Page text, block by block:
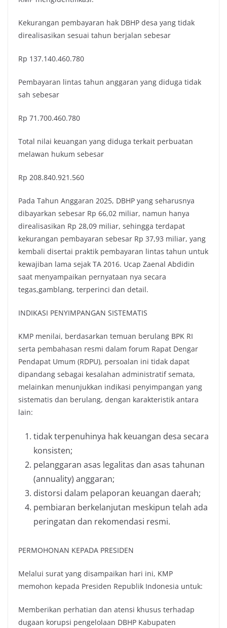
Kekurangan pembayaran hak DBHP desa yang tidak
direalisasikan sesuai tahun berjalan sebesar
Rp 137.140.460.780
Pembayaran lintas tahun anggaran yang diduga tidak
sah sebesar
Rp 71.700.460.780
Total nilai keuangan yang diduga terkait perbuatan
melawan hukum sebesar
Rp 208.840.921.560
Pada Tahun Anggaran 2025, DBHP yang seharusnya
dibayarkan sebesar Rp 66,02 miliar, namun hanya
direalisasikan Rp 28,09 miliar, sehingga terdapat
kekurangan pembayaran sebesar Rp 37,93 miliar, yang
kembali disertai praktik pembayaran lintas tahun untuk
kewajiban lama sejak TA 2016. Ucap Zaenal Abdidin
saat menyampaikan pernyataan nya secara
tegas,gamblang, terperinci dan detail.
INDIKASI PENYIMPANGAN SISTEMATIS
KMP menilai, berdasarkan temuan berulang BPK RI
serta pembahasan resmi dalam forum Rapat Dengar
Pendapat Umum (RDPU), persoalan ini tidak dapat
dipandang sebagai kesalahan administratif semata,
melainkan menunjukkan indikasi penyimpangan yang
sistematis dan berulang, dengan karakteristik antara
lain:
tidak terpenuhinya hak keuangan desa secara
konsisten;
pelanggaran asas legalitas dan asas tahunan
(annuality) anggaran;
distorsi dalam pelaporan keuangan daerah;
pembiaran berkelanjutan meskipun telah ada
peringatan dan rekomendasi resmi.
PERMOHONAN KEPADA PRESIDEN
Melalui surat yang disampaikan hari ini, KMP
memohon kepada Presiden Republik Indonesia untuk:
Memberikan perhatian dan atensi khusus terhadap
dugaan korupsi pengelolaan DBHP Kabupaten